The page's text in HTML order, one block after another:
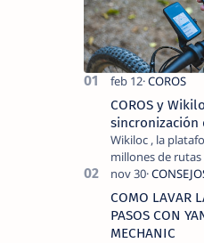
COROS y
sincronización
Wikiloc , la
millones de
COROS , marca
reconocida
tecnolo…
COMO LAVAR
PASOS CON
MECHANIC